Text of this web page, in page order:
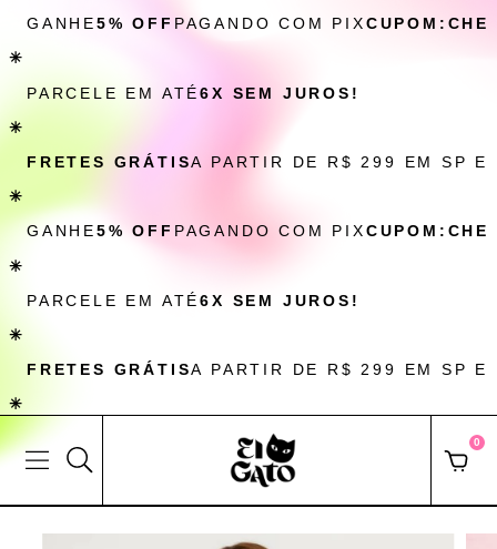
GANHE5% OFF PAGANDO COM PIX
✳
PARCELE EM ATÉ6X SEM JUROS!
✳
FRETES GRÁTISA PARTIR DE R$ 299 EM SP
✳
GANHE5% OFF PAGANDO COM PIX
✳
PARCELE EM ATÉ6X SEM JUROS!
✳
FRETES GRÁTISA PARTIR DE R$ 299 EM SP
✳
0